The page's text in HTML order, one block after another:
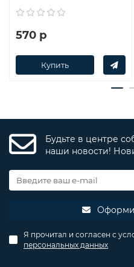
570 р
Купить
Будьте в центре
наши новости!
Я прочитал и согласен с
персональных данных